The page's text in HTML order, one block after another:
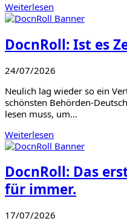
Weiterlesen
DocnRoll: Ist es
24/07/2026
Neulich lag wieder so ein
schönsten Behörden-
lesen muss, um…
Weiterlesen
DocnRoll: Das
für immer.
17/07/2026